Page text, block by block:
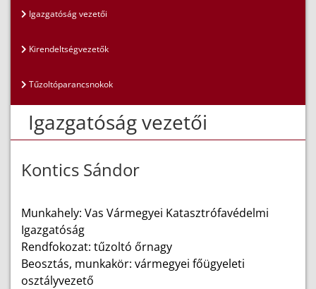
Igazgatóság vezetői
Igazgatóság vezetői
Kirendeltségvezetők
Tűzoltóparancsnokok
Igazgatóság vezetői
Kontics Sándor
Munkahely: Vas Vármegyei Katasztrófavédelmi
Igazgatóság
Rendfokozat: tűzoltó őrnagy
Beosztás, munkakör: vármegyei főügyeleti
osztályvezető